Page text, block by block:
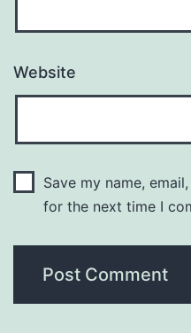
Website
Save my name,
for the next time I